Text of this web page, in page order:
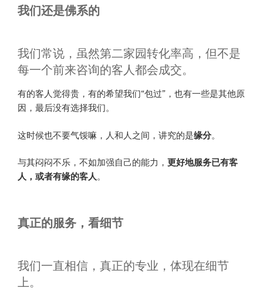
我们还是佛系的
我们常说，虽然第二家园转化率高，但不是
每一个前来咨询的客人都会成交。
有的客人觉得贵，有的希望我们“包过”，也有一些是其他原
因，最后没有选择我们。
这时候也不要气馁嘛，人和人之间，讲究的是缘分。
与其闷闷不乐，不如加强自己的能力， 更好地服务已有客
人，或者有缘的客人。
真正的服务，看细节
我们一直相信，真正的专业，体现在细节
上。